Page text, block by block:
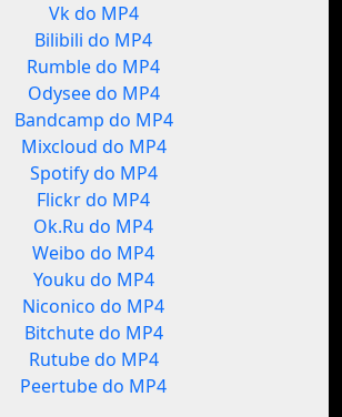
Vk do MP4
Bilibili do MP4
Rumble do MP4
Odysee do MP4
Bandcamp do MP4
Mixcloud do MP4
Spotify do MP4
Flickr do MP4
Ok.Ru do MP4
Weibo do MP4
Youku do MP4
Niconico do MP4
Bitchute do MP4
Rutube do MP4
Peertube do MP4